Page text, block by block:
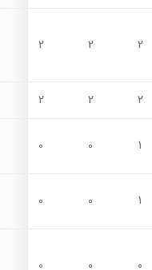
2
2
2
2
2
2
1
0
0
1
0
0
0
0
0